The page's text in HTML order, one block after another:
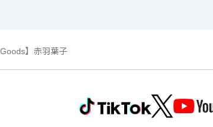
Goods】赤羽葉子